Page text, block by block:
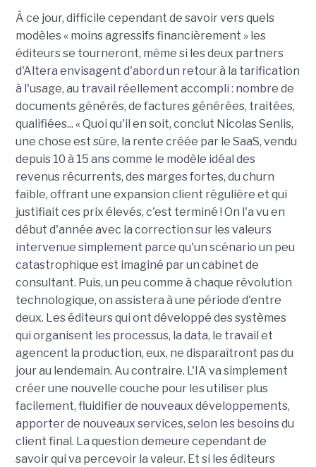
À ce jour, difficile cependant de savoir vers quels
modèles « moins agressifs financièrement » les
éditeurs se tourneront, même si les deux partners
d'Altera envisagent d'abord un retour à la tarification
à l'usage, au travail réellement accompli : nombre de
documents générés, de factures générées, traitées,
qualifiées... « Quoi qu'il en soit, conclut Nicolas Senlis,
une chose est sûre, la rente créée par le SaaS, vendu
depuis 10 à 15 ans comme le modèle idéal des
revenus récurrents, des marges fortes, du churn
faible, offrant une expansion client régulière et qui
justifiait ces prix élevés, c'est terminé ! On l'a vu en
début d'année avec la correction sur les valeurs
intervenue simplement parce qu'un scénario un peu
catastrophique est imaginé par un cabinet de
consultant. Puis, un peu comme à chaque révolution
technologique, on assistera à une période d'entre
deux. Les éditeurs qui ont développé des systèmes
qui organisent les processus, la data, le travail et
agencent la production, eux, ne disparaîtront pas du
jour au lendemain. Au contraire. L'IA va simplement
créer une nouvelle couche pour les utiliser plus
facilement, fluidifier de nouveaux développements,
apporter de nouveaux services, selon les besoins du
client final. La question demeure cependant de
savoir qui va percevoir la valeur. Et si les éditeurs